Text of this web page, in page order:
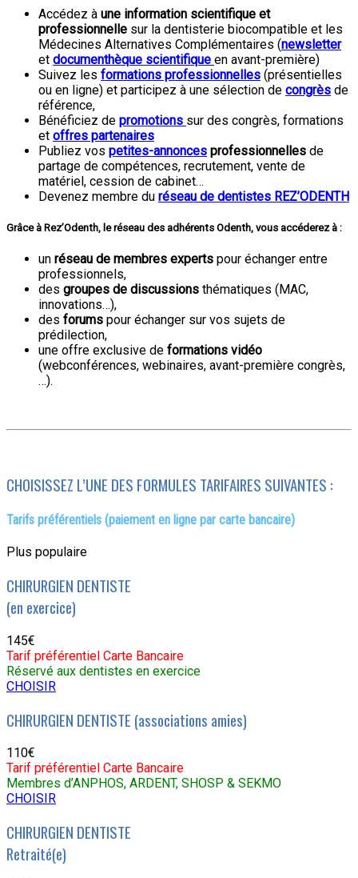
Accédez à une information scientifique et
professionnelle sur la dentisterie biocompatible et les
Médecines Alternatives Complémentaires (newsletter
et documenthèque scientifique en avant-première)
Suivez les formations professionnelles (présentielles
ou en ligne) et participez à une sélection de congrès de
référence,
Bénéficiez de promotions sur des congrès, formations
et offres partenaires
Publiez vos petites-annonces professionnelles de
partage de compétences, recrutement, vente de
matériel, cession de cabinet…
Devenez membre du réseau de dentistes REZ’ODENTH
Grâce à Rez’Odenth, leréseau des adhérents Odenth, vous accéderez à :
un réseau de membres experts pour échanger entre
professionnels,
des groupes de discussions thématiques (MAC,
innovations…),
des forums pour échanger sur vos sujets de
prédilection,
une offre exclusive de formations vidéo
(webconférences, webinaires, avant-première congrès,
…).
CHOISISSEZ L’UNE DES FORMULES TARIFAIRES SUIVANTES :
Tarifs préférentiels (paiement en ligne par carte bancaire)
Plus populaire
CHIRURGIEN DENTISTE
(en exercice)
145€
Tarif préférentiel Carte Bancaire
Réservé aux dentistes en exercice
CHOISIR
CHIRURGIEN DENTISTE (associations amies)
110€
Tarif préférentiel Carte Bancaire
Membres d’ANPHOS, ARDENT, SHOSP & SEKMO
CHOISIR
CHIRURGIEN DENTISTE
Retraité(e)